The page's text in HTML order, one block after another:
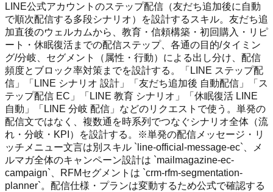
LINE公式アカウントのステップ配信（友だち追加後に自動
で順次配信する多段シナリオ）を設計するスキル。友だち追
加直後のウェルカムから、教育・信頼構築・初回購入・リピ
ート・休眠復活までの配信ステップ、各通の目的/タイミン
グ/分岐、セグメント（属性・行動）による出し分け、配信
頻度とブロック率対策までを設計する。「LINE ステップ配
信」「LINE シナリオ 設計」「友だち追加後 自動配信」「ス
テップ配信 EC」「LINE 教育 シナリオ」「休眠復活 LINE
自動」「LINE 分岐 配信」などのリクエストで使う。単発の
配信文ではなく、複数通を時系列でつなぐシナリオ全体（流
れ・分岐・KPI）を設計する。※単発の配信メッセージ・リ
ッチメニュー文言は別スキル `line-official-message-ec`、メ
ルマガ全体のキャンペーン設計は `mailmagazine-ec-
campaign`、RFMセグメントは `crm-rfm-segmentation-
planner`。配信仕様・プランは変動するため公式で確認する